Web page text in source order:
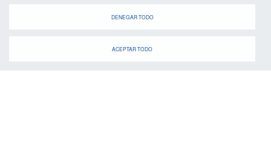
agenda
DENEGAR TODO
ACEPTAR TODO